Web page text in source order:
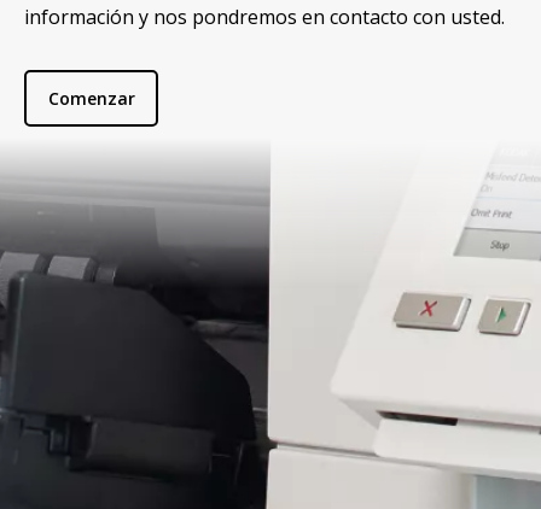
información y nos pondremos en contacto con usted.
Comenzar